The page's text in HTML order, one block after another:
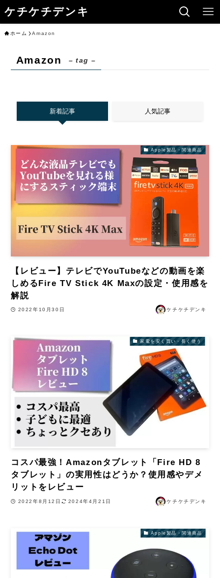
ケチケチデンキ
ホーム Amazon
Amazon – tag –
新着記事 人気記事
Apple製品・関連商品
【レビュー】テレビでYouTubeなどの動画を楽
しめるFire TV Stick 4K Maxの設定・使用感を
解説
2022年10月30日 ケチケチデンキ
家電を安く買い・長く使う
コスパ最強！Amazonタブレット「Fire HD 8
タブレット」の実用性はどうか？使用感やデメ
リットをレビュー
2022年8月12日 2024年4月21日 ケチケチデンキ
Apple製品・関連商品